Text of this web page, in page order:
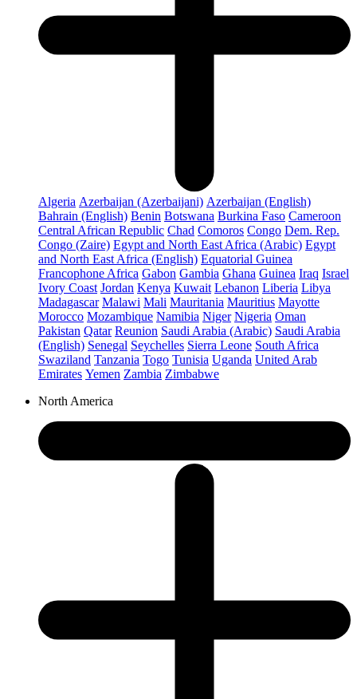
Algeria Azerbaijan (Azerbaijani) Azerbaijan (English)
Bahrain (English) Benin Botswana Burkina Faso Cameroon
Central African Republic Chad Comoros Congo Dem. Rep.
Congo (Zaire) Egypt and North East Africa (Arabic) Egypt
and North East Africa (English) Equatorial Guinea
Francophone Africa Gabon Gambia Ghana Guinea Iraq Israel
Ivory Coast Jordan Kenya Kuwait Lebanon Liberia Libya
Madagascar Malawi Mali Mauritania Mauritius Mayotte
Morocco Mozambique Namibia Niger Nigeria Oman
Pakistan Qatar Reunion Saudi Arabia (Arabic) Saudi Arabia
(English) Senegal Seychelles Sierra Leone South Africa
Swaziland Tanzania Togo Tunisia Uganda United Arab
Emirates Yemen Zambia Zimbabwe
North America